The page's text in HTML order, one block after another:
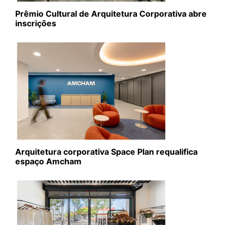
Prêmio Cultural de Arquitetura Corporativa abre
inscrições
Arquitetura corporativa Space Plan requalifica
espaço Amcham